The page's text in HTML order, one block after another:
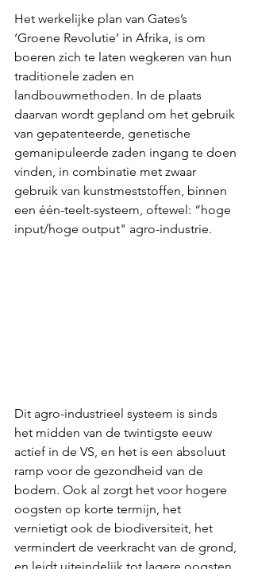
Het werkelijke plan van Gates’s
‘Groene Revolutie’ in Afrika, is om
boeren zich te laten wegkeren van hun
traditionele zaden en
landbouwmethoden. In de plaats
daarvan wordt gepland om het gebruik
van gepatenteerde, genetische
gemanipuleerde zaden ingang te doen
vinden, in combinatie met zwaar
gebruik van kunstmeststoffen, binnen
een één-teelt-systeem, oftewel: “hoge
input/hoge output" agro-industrie.
Dit agro-industrieel systeem is sinds
het midden van de twintigste eeuw
actief in de VS, en het is een absoluut
ramp voor de gezondheid van de
bodem. Ook al zorgt het voor hogere
oogsten op korte termijn, het
vernietigt ook de biodiversiteit, het
vermindert de veerkracht van de grond,